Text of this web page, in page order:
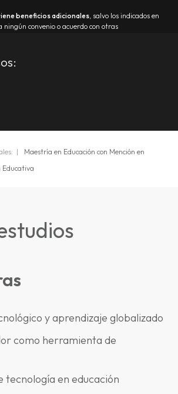
beneficios adicionales, salvo los indicados en
ningún convenio o acuerdo con otras
Maestría en Educación con Mención en
Educativa
y aprendizaje globalizado
como herramienta de
tecnología en educación